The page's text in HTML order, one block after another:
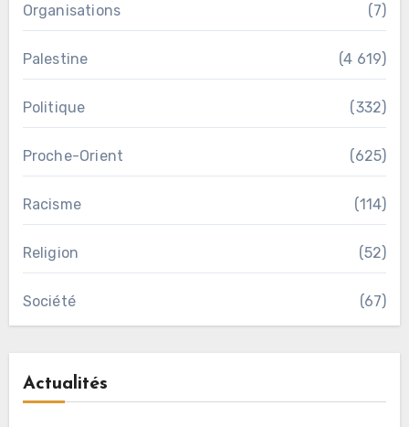
Organisations (7)
Palestine (4 619)
Politique (332)
Proche-Orient (625)
Racisme (114)
Religion (52)
Société (67)
Actualités